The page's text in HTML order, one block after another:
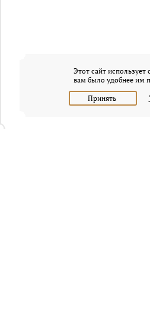
Этот сайт использует
вам было удобнее им
Принять